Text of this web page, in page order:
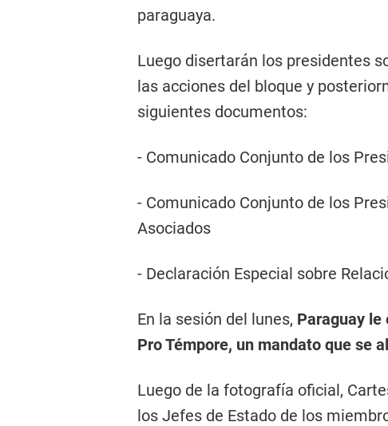
paraguaya.
Luego disertarán los presidentes
las acciones del bloque y
siguientes documentos:
- Comunicado Conjunto de los
- Comunicado Conjunto de los
Asociados
- Declaración Especial sobre
En la sesión del lunes, Paraguay le
Pro Témpore, un mandato que se
Luego de la fotografía oficial,
los Jefes de Estado de los